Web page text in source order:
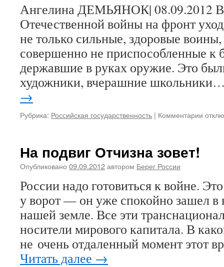
Ангелина ДЕМЬЯНОК| 08.09.2012
Отечественной войны на фронт
не только сильные, здоровые
совершенно не приспособленные к
державшие в руках оружие. Это
художники, вчерашние
→
Рубрика: Российская государственность | Комментарии к
На подвиг Отчизна зовет!
Опубликовано 09.09.2012автором Берег России
России надо готовиться к войне.
у ворот — он уже спокойно зашел в
нашей земле. Все эти
носители мирового капитала. В
не очень отдаленный момент этот
Читать далее →